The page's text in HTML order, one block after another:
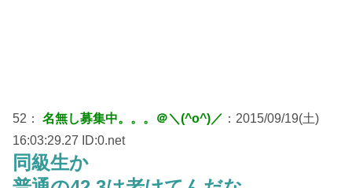
52： 名無し募集中。。。＠＼(^o^)／ ：2015/09/19(土)
16:03:29.27 ID:0.net
同級生か